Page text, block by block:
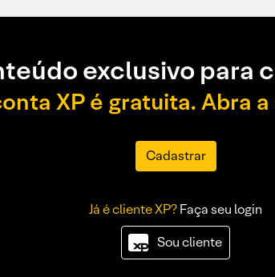
exclusivo para
XP é gratuita. Abra a
Cadastrar
Já é cliente XP?Faça seu login
Sou cliente